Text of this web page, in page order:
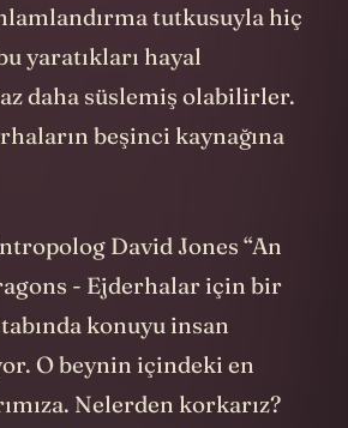
tutkusuyla hiç
yaratıkları hayal
daha süslemiş olabilirler.
beşinci kaynağına
David Jones “An
- Ejderhalar için bir
konuyu insan
O beynin içindeki en
Nelerden korkarız?